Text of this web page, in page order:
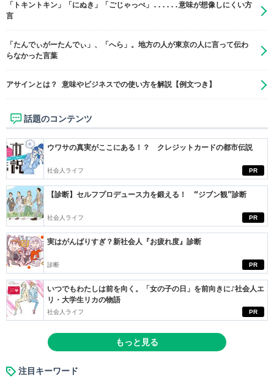
「トキントキン」「にぬき」「ごじゃっぺ」......意味が想像しにくい方
言
「たんでぃがーたんでぃ」、「へら」。地方の人が東京の人に言って伝わ
らなかった言葉
アサインとは？ 意味やビジネスでの使い方を解説【例文つき】
話題のコンテンツ
PR
ウワサの真実がここにある！？ クレジットカードの都市伝説
社会人ライフ
PR
【診断】セルフプロデュース力を鍛える！ “ジブン観”診断
社会人ライフ
PR
実はがんばりすぎ？新社会人『お疲れ度』診断
診断
PR
いつでもわたしは前を向く。「女の子の日」を前向きに♪社会人エ
リ・大学生リカの物語
社会人ライフ
もっと見る
注目キーワード